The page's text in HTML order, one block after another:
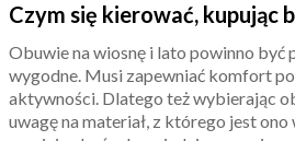
Czym się kierować, kupując
Obuwie na wiosnę i lato powinno być
wygodne. Musi zapewniać komfort
aktywności. Dlatego też wybierając
uwagę na materiał, z którego jest